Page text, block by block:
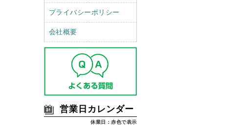
プライバシーポリシー
会社概要
営業日カレンダー
休業日：赤色で表示